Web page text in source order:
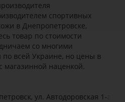
спортивных
в Днепропетровске,
товар по стоимости
со многими
всей Украине, но цены в
магазинной наценкой.
ул. Автодоровская 1-а